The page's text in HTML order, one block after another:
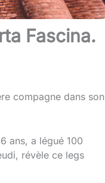
Fascina.
compagne dans son
ans, a légué 100
révèle ce legs